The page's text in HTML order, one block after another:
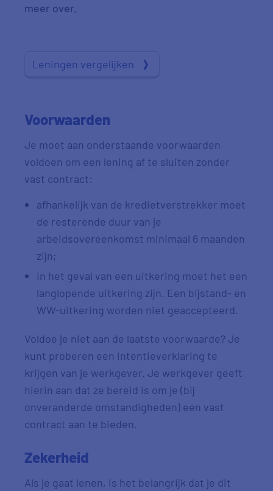
meer over.
Leningen vergelijken
Voorwaarden
Je moet aan onderstaande voorwaarden
voldoen om een lening af te sluiten zonder
vast contract:
afhankelijk van de kredietverstrekker moet
de resterende duur van je
arbeidsovereenkomst minimaal 6 maanden
zijn;
in het geval van een uitkering moet het een
langlopende uitkering zijn. Een bijstand- en
WW-uitkering worden niet geaccepteerd.
Voldoe je niet aan de laatste voorwaarde? Je
kunt proberen een intentieverklaring te
krijgen van je werkgever. Je werkgever geeft
hierin aan dat ze bereid is om je (bij
onveranderde omstandigheden) een vast
contract aan te bieden.
Zekerheid
Als je gaat lenen, is het belangrijk dat je dit